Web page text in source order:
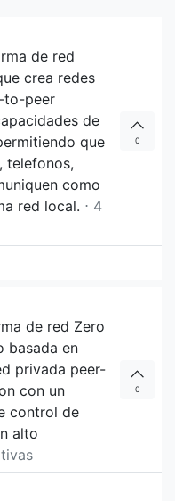
de red
crea redes
to-peer
de
que
telefonos,
como
red local. ⋅ 4
0
de red Zero
basada en
privada peer-
con un
control de
alto
0